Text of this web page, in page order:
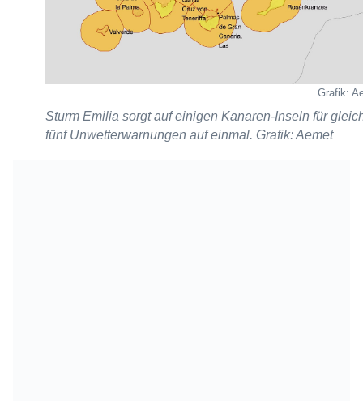
Grafik:
Sturm Emilia sorgt auf einigen Kanaren-Inseln für
fünf Unwetterwarnungen auf einmal. Grafik: Aemet